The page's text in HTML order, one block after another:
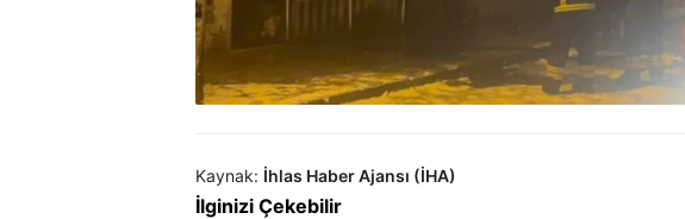
Kaynak: İhlas Haber Ajansı (İHA)